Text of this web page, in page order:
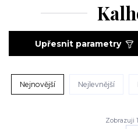
Upřesnit parametry
Nejnovější Nejlevnější
Zobrazuji